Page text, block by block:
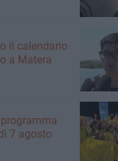
il calendario
a Matera
7 agosto